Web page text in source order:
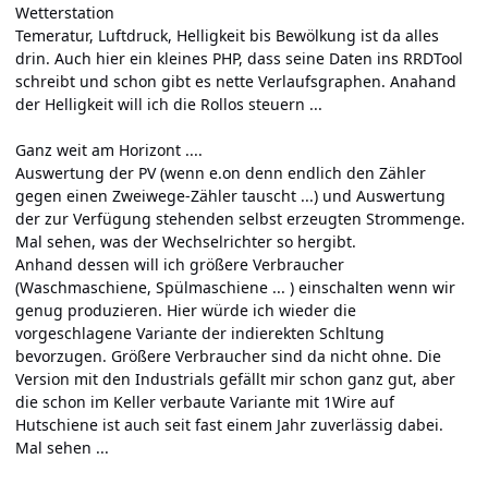
Wetterstation
Temeratur, Luftdruck, Helligkeit bis Bewölkung ist da alles
drin. Auch hier ein kleines PHP, dass seine Daten ins RRDTool
schreibt und schon gibt es nette Verlaufsgraphen. Anahand
der Helligkeit will ich die Rollos steuern ...
Ganz weit am Horizont ....
Auswertung der PV (wenn e.on denn endlich den Zähler
gegen einen Zweiwege-Zähler tauscht ...) und Auswertung
der zur Verfügung stehenden selbst erzeugten Strommenge.
Mal sehen, was der Wechselrichter so hergibt.
Anhand dessen will ich größere Verbraucher
(Waschmaschiene, Spülmaschiene ... ) einschalten wenn wir
genug produzieren. Hier würde ich wieder die
vorgeschlagene Variante der indierekten Schltung
bevorzugen. Größere Verbraucher sind da nicht ohne. Die
Version mit den Industrials gefällt mir schon ganz gut, aber
die schon im Keller verbaute Variante mit 1Wire auf
Hutschiene ist auch seit fast einem Jahr zuverlässig dabei.
Mal sehen ...